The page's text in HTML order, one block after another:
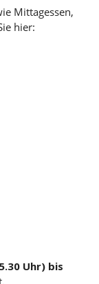
Mittagessen,
hier:
Uhr) bis